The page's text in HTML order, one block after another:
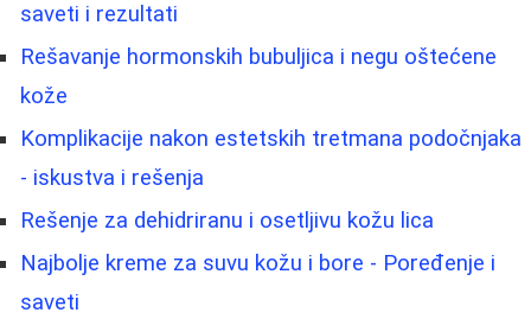
saveti i rezultati
Rešavanje hormonskih bubuljica i negu oštećene
kože
Komplikacije nakon estetskih tretmana podočnjaka
- iskustva i rešenja
Rešenje za dehidriranu i osetljivu kožu lica
Najbolje kreme za suvu kožu i bore - Poređenje i
saveti